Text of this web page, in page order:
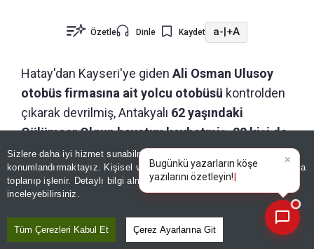
Sizlere daha iyi hizmet sunabilmek adına sitemizde
konumlandırmaktayız. Kişisel verileriniz, KVKK ve GDPR kapsamında
toplanıp işlenir. Detaylı bilgi almak içinAydınlatma Metnimizi
inceleyebilirsiniz.
Tüm Çerezleri Kabul Et Çerez Ayarlarına Git
Özetle Dinle Kaydet a-|+A
Hatay'dan Kayseri'ye giden Ali Osman Ulusoy
otobüs firmasına ait yolcu otobüsü kontrolden
çıkarak devrilmiş, Antakyalı 62 yaşındaki
Gülümser Olgun hayatını kaybetmiş, 22 kişi de
yaralanmıştı.Kazada hayatını kaybeden Olgun,
Dikmece Mahallesi'nde defnedilirken, 36 yıllık eşi
Zeynettin Olgun dehşeti anlattı.
Bugünkü yazarların köşe ya